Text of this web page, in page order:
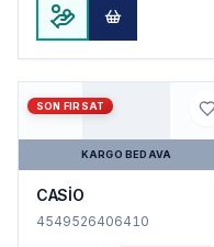
SON FIRSAT
KARGO BEDAVA
CASİO
4549526406410